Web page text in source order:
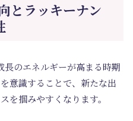
とラッキーナン
のエネルギーが高まる時期
意識することで、新たな出
を掴みやすくなります。